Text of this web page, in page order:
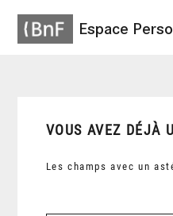
Espace
VOUS AVEZ DÉJÀ
Les champs avec un